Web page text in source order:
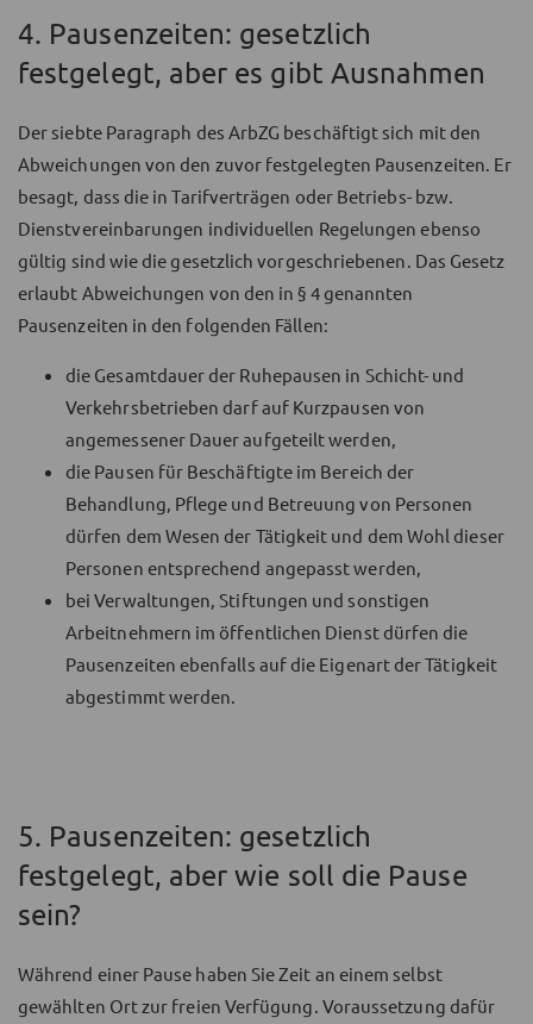
4. Pausenzeiten: gesetzlich
festgelegt, aber es gibt Ausnahmen
Der siebte Paragraph des ArbZG beschäftigt sich mit den
Abweichungen von den zuvor festgelegten Pausenzeiten. Er
besagt, dass die in Tarifverträgen oder Betriebs- bzw.
Dienstvereinbarungen individuellen Regelungen ebenso
gültig sind wie die gesetzlich vorgeschriebenen. Das Gesetz
erlaubt Abweichungen von den in § 4 genannten
Pausenzeiten in den folgenden Fällen:
die Gesamtdauer der Ruhepausen in Schicht- und
Verkehrsbetrieben darf auf Kurzpausen von
angemessener Dauer aufgeteilt werden,
die Pausen für Beschäftigte im Bereich der
Behandlung, Pflege und Betreuung von Personen
dürfen dem Wesen der Tätigkeit und dem Wohl dieser
Personen entsprechend angepasst werden,
bei Verwaltungen, Stiftungen und sonstigen
Arbeitnehmern im öffentlichen Dienst dürfen die
Pausenzeiten ebenfalls auf die Eigenart der Tätigkeit
abgestimmt werden.
5. Pausenzeiten: gesetzlich
festgelegt, aber wie soll die Pause
sein?
Während einer Pause haben Sie Zeit an einem selbst
gewählten Ort zur freien Verfügung. Voraussetzung dafür